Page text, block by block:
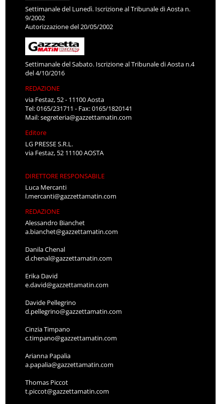
Settimanale del Lunedì. Iscrizione al Tribunale di Aosta n.
9/2002
Autorizzazione del 20/05/2002
Settimanale del Sabato. Iscrizione al Tribunale di Aosta n.4
del 4/10/2016
REDAZIONE
via Festaz, 52 - 11100 Aosta
Tel: 0165/231711 - Fax: 0165/1820141
Mail:segreteria@gazzettamatin.com
Editore
LG PRESSE S.R.L.
via Festaz, 52 11100 AOSTA
DIRETTORE RESPONSABILE
Luca Mercanti
l.mercanti@gazzettamatin.com
REDAZIONE
Alessandro Bianchet
a.bianchet@gazzettamatin.com
Danila Chenal
d.chenal@gazzettamatin.com
Erika David
e.david@gazzettamatin.com
Davide Pellegrino
d.pellegrino@gazzettamatin.com
Cinzia Timpano
c.timpano@gazzettamatin.com
Arianna Papalia
a.papalia@gazzettamatin.com
Thomas Piccot
t.piccot@gazzettamatin.com